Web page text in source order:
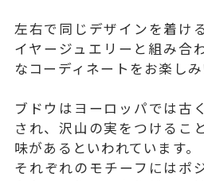
左右で同じデザインを着け
イヤージュエリーと組み合
なコーディネートをお楽しみ
ブドウはヨーロッパでは古
され、沢山の実をつけるこ
味があるといわれています。
それぞれのモチーフにはポ